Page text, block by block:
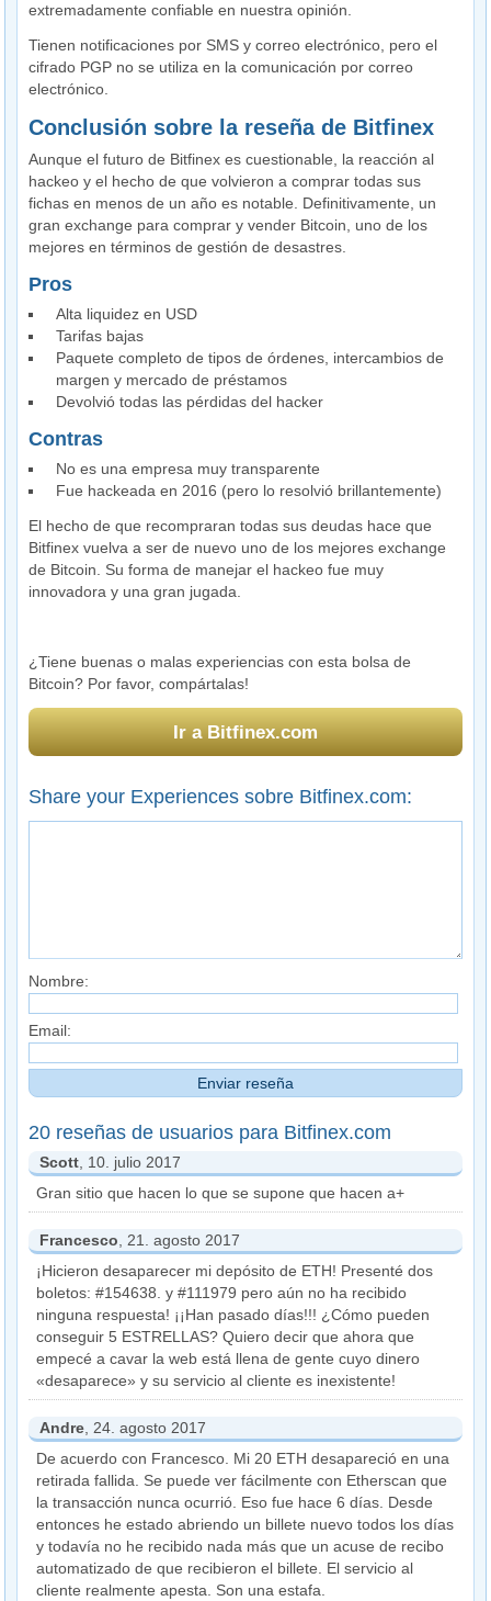
extremadamente confiable en nuestra opinión.
Tienen notificaciones por SMS y correo electrónico, pero el
cifrado PGP no se utiliza en la comunicación por correo
electrónico.
Conclusión sobre la reseña de Bitfinex
Aunque el futuro de Bitfinex es cuestionable, la reacción al
hackeo y el hecho de que volvieron a comprar todas sus
fichas en menos de un año es notable. Definitivamente, un
gran exchange para comprar y vender Bitcoin, uno de los
mejores en términos de gestión de desastres.
Pros
Alta liquidez en USD
Tarifas bajas
Paquete completo de tipos de órdenes, intercambios de
margen y mercado de préstamos
Devolvió todas las pérdidas del hacker
Contras
No es una empresa muy transparente
Fue hackeada en 2016 (pero lo resolvió brillantemente)
El hecho de que recompraran todas sus deudas hace que
Bitfinex vuelva a ser de nuevo uno de los mejores exchange
de Bitcoin. Su forma de manejar el hackeo fue muy
innovadora y una gran jugada.
¿Tiene buenas o malas experiencias con esta bolsa de
Bitcoin? Por favor, compártalas!
Ir a Bitfinex.com
Share your Experiences sobre Bitfinex.com:
Nombre:
Email:
20 reseñas de usuarios para Bitfinex.com
Scott , 10. julio 2017
Gran sitio que hacen lo que se supone que hacen a+
Francesco , 21. agosto 2017
¡Hicieron desaparecer mi depósito de ETH! Presenté dos
boletos: #154638. y #111979 pero aún no ha recibido
ninguna respuesta! ¡¡Han pasado días!!! ¿Cómo pueden
conseguir 5 ESTRELLAS? Quiero decir que ahora que
empecé a cavar la web está llena de gente cuyo dinero
«desaparece» y su servicio al cliente es inexistente!
Andre , 24. agosto 2017
De acuerdo con Francesco. Mi 20 ETH desapareció en una
retirada fallida. Se puede ver fácilmente con Etherscan que
la transacción nunca ocurrió. Eso fue hace 6 días. Desde
entonces he estado abriendo un billete nuevo todos los días
y todavía no he recibido nada más que un acuse de recibo
automatizado de que recibieron el billete. El servicio al
cliente realmente apesta. Son una estafa.